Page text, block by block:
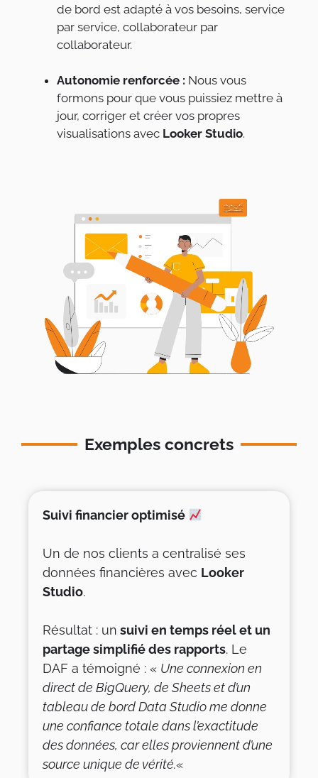
de bord est adapté à vos besoins, service
par service, collaborateur par
collaborateur.
Autonomie renforcée : Nous vous
formons pour que vous puissiez mettre à
jour, corriger et créer vos propres
visualisations avec Looker Studio.
Exemples concrets
Suivi financier optimisé
Un de nos clients a centralisé ses
données financières avec Looker
Studio.
Résultat : un suivi en temps réel et un
partage simplifié des rapports. Le
DAF a témoigné : « Une connexion en
direct de BigQuery, de Sheets et d’un
tableau de bord Data Studio me donne
une confiance totale dans l’exactitude
des données, car elles proviennent d’une
source unique de vérité.«